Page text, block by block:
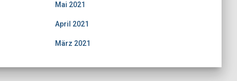
Mai 2021
April 2021
März 2021